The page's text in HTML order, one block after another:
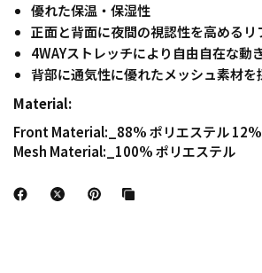
優れた保温・保湿性
正面と背面に夜間の視認性を高めるリ
4WAYストレッチにより自由自在な動
背部に通気性に優れたメッシュ素材を
Material:
Front Material:_88% ポリエステル 12%
Mesh Material:_100% ポリエステル